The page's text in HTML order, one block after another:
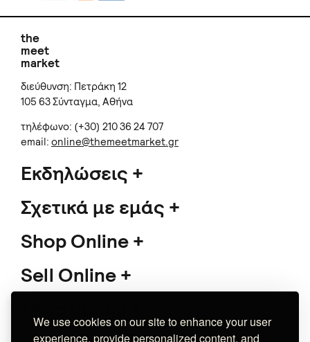
We use cookies on our site to enhance your user
experience, provide personalized content, and
the
meet
market
διεύθυνση: Πετράκη 12
105 63 Σύνταγμα, Αθήνα
τηλέφωνο: (+30) 210 36 24 707
email: online@themeetmarket.gr
Εκδηλώσεις
Σχετικά με εμάς
Shop Online
Sell Online